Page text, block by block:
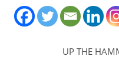
UP THE